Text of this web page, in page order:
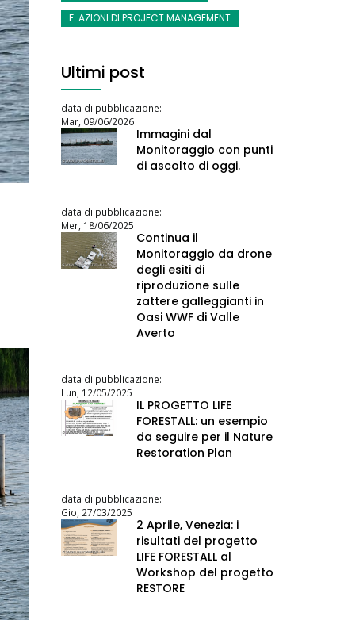
F. AZIONI DI PROJECT MANAGEMENT
Ultimi post
data di pubblicazione:
Mar, 09/06/2026
Immagini dal
Monitoraggio con punti
di ascolto di oggi.
data di pubblicazione:
Mer, 18/06/2025
Continua il
Monitoraggio da drone
degli esiti di
riproduzione sulle
zattere galleggianti in
Oasi WWF di Valle
Averto
data di pubblicazione:
Lun, 12/05/2025
IL PROGETTO LIFE
FORESTALL: un esempio
da seguire per il Nature
Restoration Plan
data di pubblicazione:
Gio, 27/03/2025
2 Aprile, Venezia: i
risultati del progetto
LIFE FORESTALL al
Workshop del progetto
RESTORE